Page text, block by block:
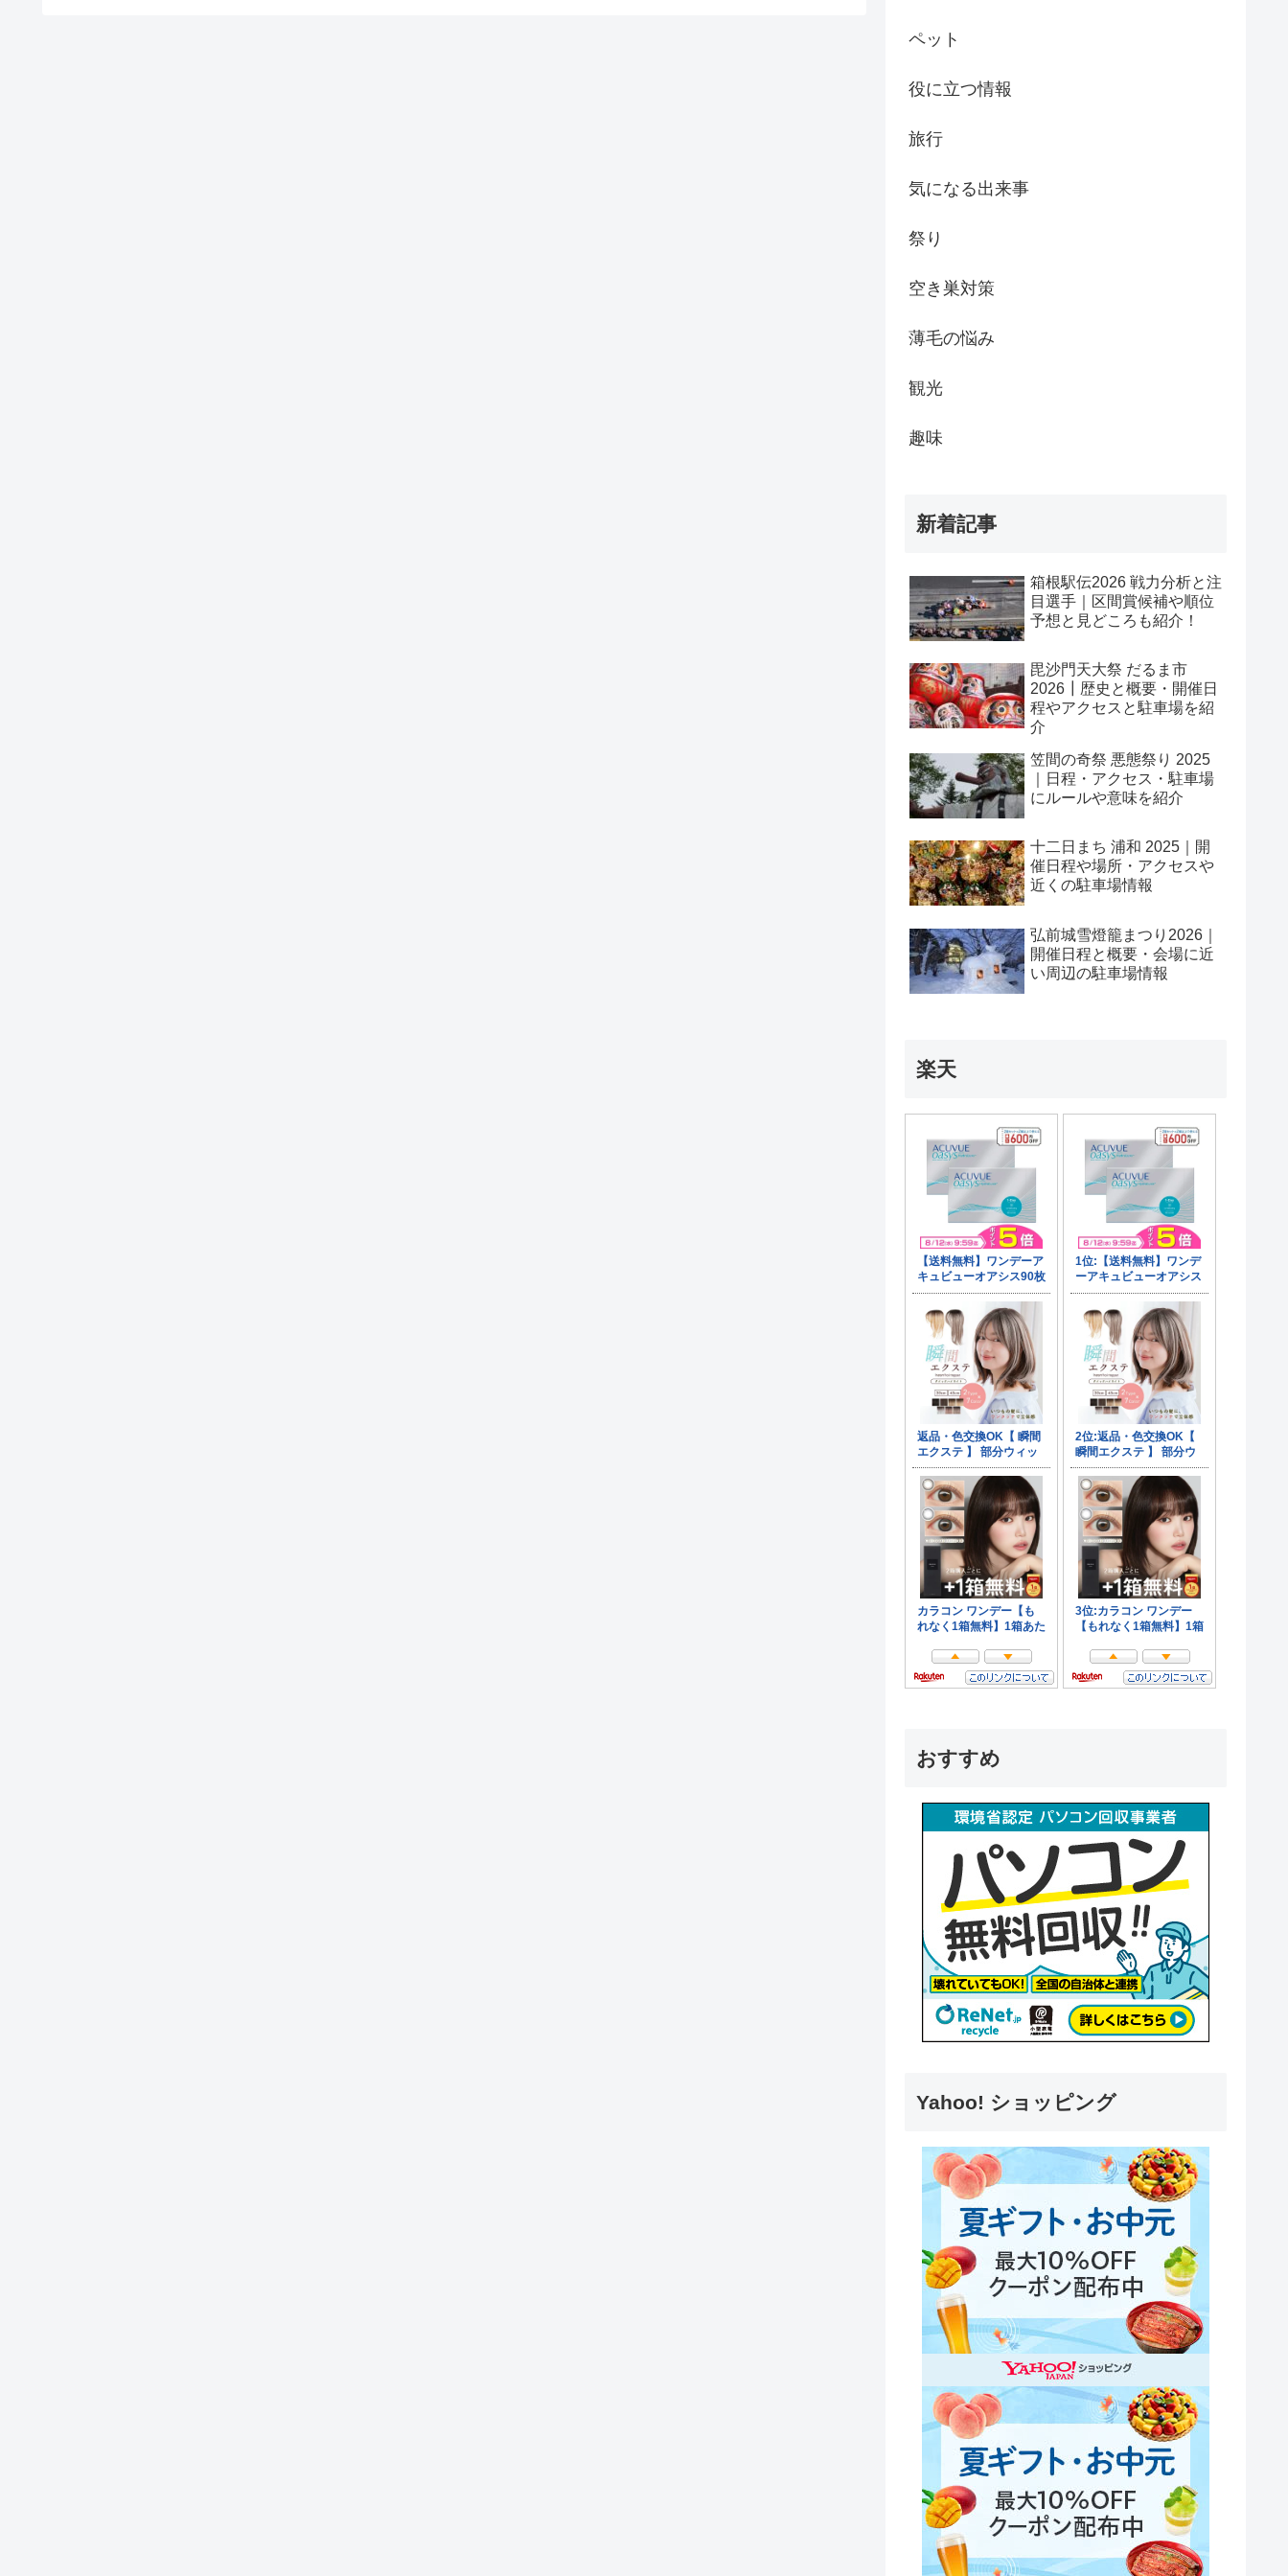
ペット
役に立つ情報
旅行
気になる出来事
祭り
空き巣対策
薄毛の悩み
観光
趣味
新着記事
箱根駅伝2026 戦力分析と注
目選手｜区間賞候補や順位
予想と見どころも紹介！
毘沙門天大祭 だるま市
2026┃歴史と概要・開催日
程やアクセスと駐車場を紹
介
笠間の奇祭 悪態祭り 2025
｜日程・アクセス・駐車場
にルールや意味を紹介
十二日まち 浦和 2025｜開
催日程や場所・アクセスや
近くの駐車場情報
弘前城雪燈籠まつり2026｜
開催日程と概要・会場に近
い周辺の駐車場情報
楽天
おすすめ
Yahoo! ショッピング